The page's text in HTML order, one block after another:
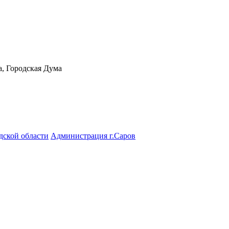
Городская Дума
области Администрация г.Саров